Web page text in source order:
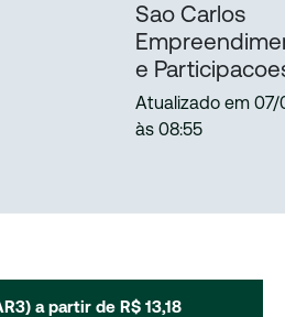
Sao Carlos
e
Atualizado em 07/
às 08:55
) a partir de R$ 13,18